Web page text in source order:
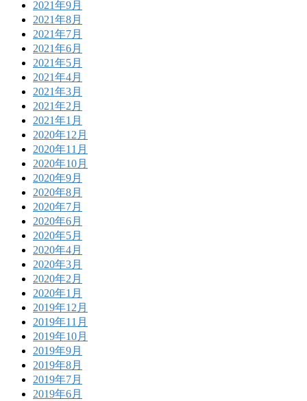
2021年9月
2021年8月
2021年7月
2021年6月
2021年5月
2021年4月
2021年3月
2021年2月
2021年1月
2020年12月
2020年11月
2020年10月
2020年9月
2020年8月
2020年7月
2020年6月
2020年5月
2020年4月
2020年3月
2020年2月
2020年1月
2019年12月
2019年11月
2019年10月
2019年9月
2019年8月
2019年7月
2019年6月